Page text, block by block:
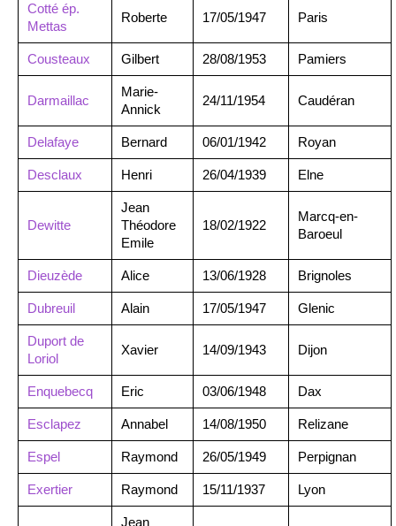
Cotté ép.
Mettas
Roberte 17/05/1947 Paris
Cousteaux Gilbert 28/08/1953 Pamiers
Darmaillac
Marie-
Annick
24/11/1954 Caudéran
Delafaye Bernard 06/01/1942 Royan
Desclaux Henri 26/04/1939 Elne
Dewitte
Jean
Théodore
Emile
18/02/1922
Marcq-en-
Baroeul
Dieuzède Alice 13/06/1928 Brignoles
Dubreuil Alain 17/05/1947 Glenic
Duport de
Loriol
Xavier 14/09/1943 Dijon
Enquebecq Eric 03/06/1948 Dax
Esclapez Annabel 14/08/1950 Relizane
Espel Raymond 26/05/1949 Perpignan
Exertier Raymond 15/11/1937 Lyon
Jean